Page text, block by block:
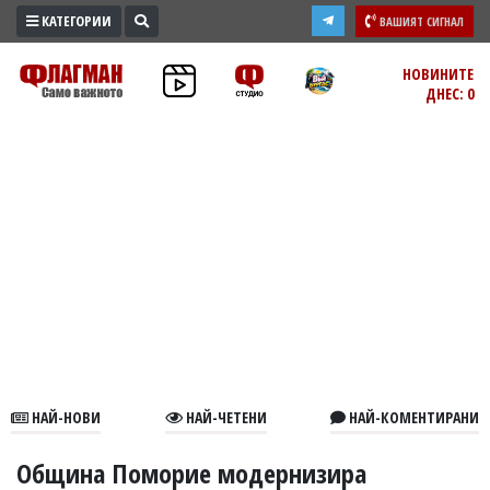
ПРОМО
ЗОНА
В
КАТЕГОРИИ ВАШИЯТ СИГНАЛ
НОВИНИТЕ
ДНЕС: 0
НАЙ-НОВИ НАЙ-ЧЕТЕНИ НАЙ-КОМЕНТИРАНИ
Община Поморие модернизира